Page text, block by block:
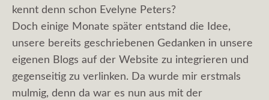
kennt denn schon Evelyne Peters?
Doch einige Monate später entstand die Idee,
unsere bereits geschriebenen Gedanken in unsere
eigenen Blogs auf der Website zu integrieren und
gegenseitig zu verlinken. Da wurde mir erstmals
mulmig, denn da war es nun aus mit der